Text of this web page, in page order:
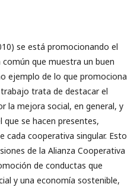
se está promocionando el
que muestra un buen
ejemplo de lo que promociona
trata de destacar el
la mejora social, en general, y
que se hacen presentes,
cada cooperativa singular. Esto
de la Alianza Cooperativa
de conductas que
y una economía sostenible,